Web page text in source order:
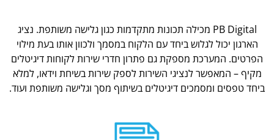
PB Digital מכילה תכונות מתקדמות כגון גלישה משותפת. נציג
הארגון יכול לגלוש ביחד עם הלקוח במסמך ולכוון אותו בעת מילוי
הפרטים. המערכת מספקת גם פתרון חדרי שירות לקוחות דיגיטלים
מקיף – המאפשר לנציגי השירות לספק שירות בשיחת וידאו, למלא
ביחד טפסים ומסמכים דיגיטלים בשיתוף מסך וגלישה משותפת ועוד.